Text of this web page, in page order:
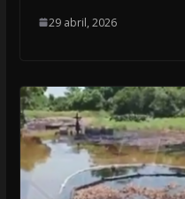
29 abril, 2026